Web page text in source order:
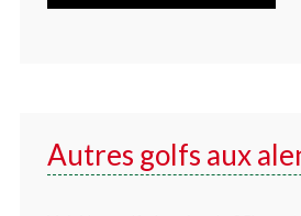
Autres golfs aux